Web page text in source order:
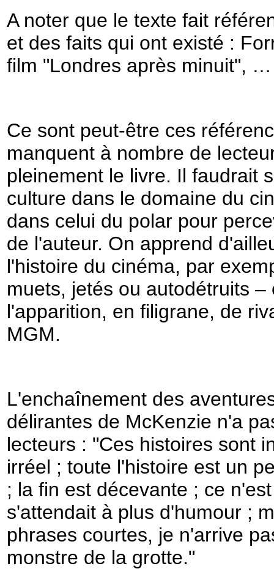
A noter que le texte fait
et des faits qui ont existé :
film "Londres après minuit", …
Ce sont peut-être ces
manquent à nombre de
pleinement le livre. Il faudrait
culture dans le domaine du
dans celui du polar pour
de l'auteur. On apprend
l'histoire du cinéma, par
muets, jetés ou autodétruits
l'apparition, en filigrane, de
MGM.
L'enchaînement des
délirantes de McKenzie n'a
lecteurs : "Ces histoires sont
irréel ; toute l'histoire est un
; la fin est décevante ; ce
s'attendait à plus d'humour ;
phrases courtes, je n'arrive
monstre de la grotte."